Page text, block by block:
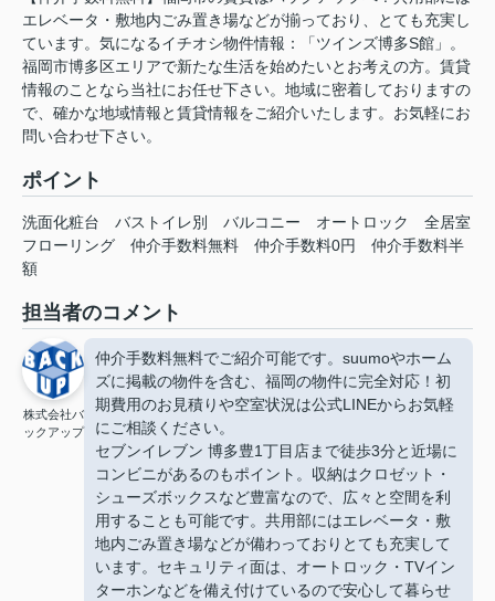
エレベータ・敷地内ごみ置き場などが揃っており、とても充実し
ています。気になるイチオシ物件情報：「ツインズ博多S館」。
福岡市博多区エリアで新たな生活を始めたいとお考えの方。賃貸
情報のことなら当社にお任せ下さい。地域に密着しておりますの
で、確かな地域情報と賃貸情報をご紹介いたします。お気軽にお
問い合わせ下さい。
ポイント
洗面化粧台 バストイレ別 バルコニー オートロック
全居室
フローリング
仲介手数料無料 仲介手数料0円
仲介手数料半
額
担当者のコメント
株式会社バ
ックアップ
仲介手数料無料でご紹介可能です。suumoやホーム
ズに掲載の物件を含む、福岡の物件に完全対応！初
期費用のお見積りや空室状況は公式LINEからお気軽
にご相談ください。
セブンイレブン 博多豊1丁目店まで徒歩3分と近場に
コンビニがあるのもポイント。収納はクロゼット・
シューズボックスなど豊富なので、広々と空間を利
用することも可能です。共用部にはエレベータ・敷
地内ごみ置き場などが備わっておりとても充実して
います。セキュリティ面は、オートロック・TVイン
ターホンなどを備え付けているので安心して暮らせ